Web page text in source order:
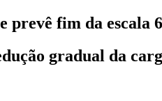
prevê fim da escala
gradual da